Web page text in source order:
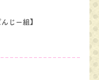
じー組】